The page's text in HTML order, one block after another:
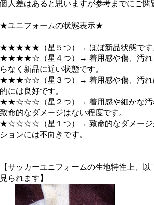
個人差はあると思いますが参考までにご閲
★ユニフォームの状態表示★
★★★★★（星５つ）→ ほぼ新品状態です
★★★★☆（星４つ）→ 着用感や傷、汚れ
らなく新品に近い状態です。
★★★☆☆（星３つ）→ 着用感や傷、汚れ
的には良好です。
★★☆☆☆（星２つ）→ 着用感や細かな汚
致命的なダメージはない程度です。
★☆☆☆☆（星１つ）→ 致命的なダメージ
ションには不向きです。
【サッカーユニフォームの生地特性上、以
見られます】